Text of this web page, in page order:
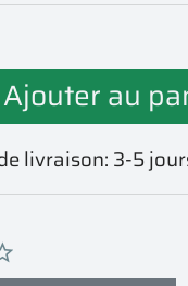
Ajouter au
livraison: 3-5